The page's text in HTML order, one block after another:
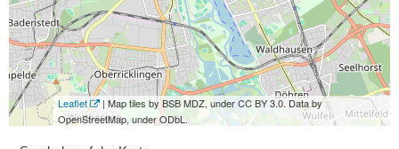
Leaflet
| Map tiles by BSB MDZ, under CC BY 3.0. Data by
OpenStreetMap, under ODbL.